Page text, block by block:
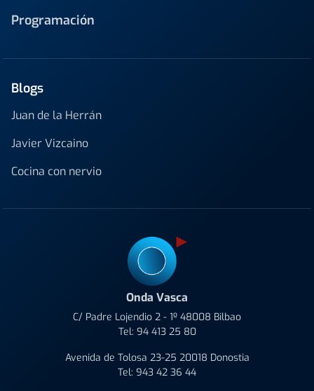
Programación
Blogs
Juan de la Herrán
Javier Vizcaino
Cocina con nervio
Onda Vasca
C/ Padre Lojendio 2 - 1º 48008 Bilbao
Tel: 94 413 25 80
Avenida de Tolosa 23-25 20018 Donostia
Tel: 943 42 36 44